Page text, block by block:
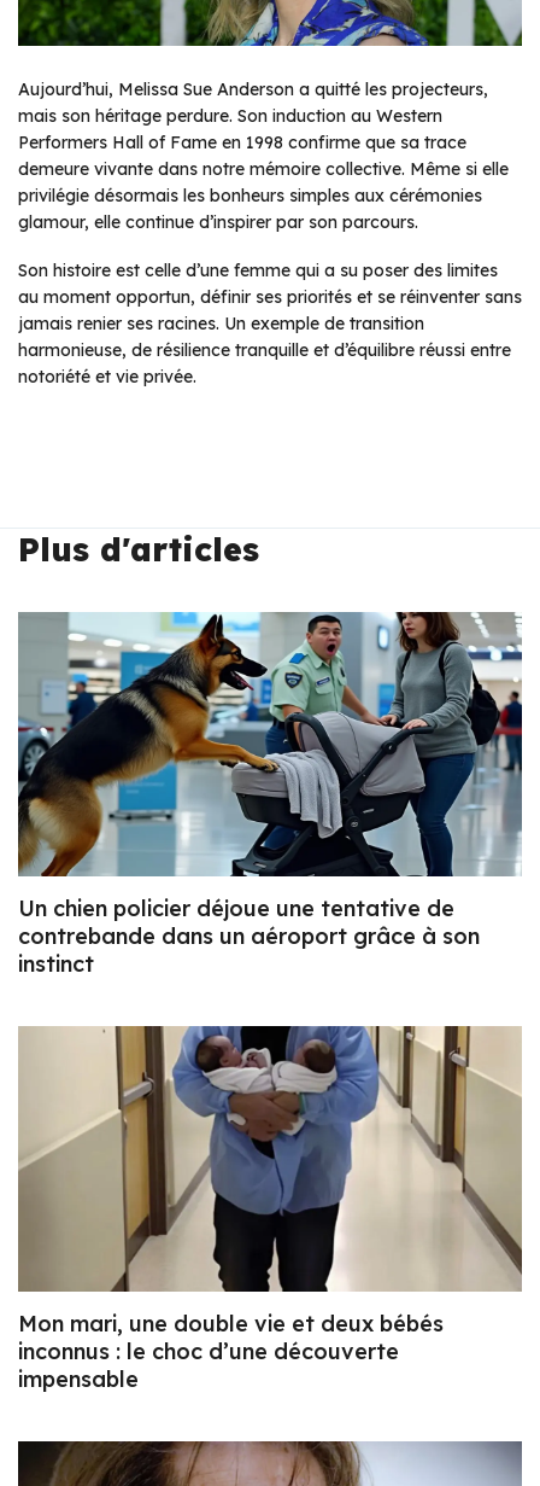
Aujourd’hui, Melissa Sue Anderson a quitté les projecteurs,
mais son héritage perdure. Son induction au Western
Performers Hall of Fame en 1998 confirme que sa trace
demeure vivante dans notre mémoire collective. Même si elle
privilégie désormais les bonheurs simples aux cérémonies
glamour, elle continue d’inspirer par son parcours.
Son histoire est celle d’une femme qui a su poser des limites
au moment opportun, définir ses priorités et se réinventer sans
jamais renier ses racines. Un exemple de transition
harmonieuse, de résilience tranquille et d’équilibre réussi entre
notoriété et vie privée.
Plus d'articles
Un chien policier déjoue une tentative de
contrebande dans un aéroport grâce à son
instinct
Mon mari, une double vie et deux bébés
inconnus : le choc d’une découverte
impensable